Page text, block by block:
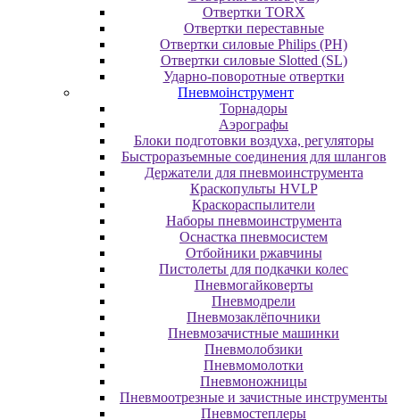
Отвертки TORX
Отвертки переставные
Отвертки силовые Philips (PH)
Отвертки силовые Slotted (SL)
Ударно-поворотные отвертки
Пневмоінструмент
Topнaдopы
Аэрографы
Блоки подготовки воздуха, регуляторы
Быстроразъемные соединения для шлангов
Держатели для пневмоинструмента
Краскопульты HVLP
Краскораспылители
Наборы пневмоинструмента
Оснастка пневмосистем
Отбойники ржавчины
Пистолеты для подкачки колес
Пневмогайковерты
Пневмодрели
Пневмозаклёпочники
Пневмозачистные машинки
Пневмолобзики
Пневмомолотки
Пневмоножницы
Пневмоотрезные и зачистные инструменты
Пневмостеплеры